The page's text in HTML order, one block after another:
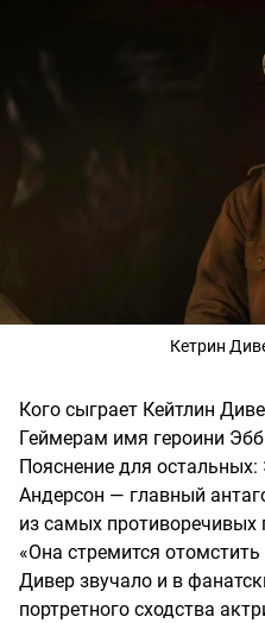
Кетрин
Кого сыграет Кейтлин
Геймерам имя героини
Пояснение для остальных:
Андерсон — главный
из самых
«Она стремится
Дивер звучало и в
портретного сходства